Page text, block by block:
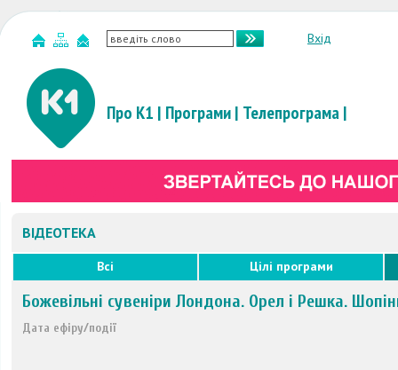
Вхід
Про К1 | Програми| Телепрограма|
ВІДЕОТЕКА
Всі Цілі програми
Божевільні сувеніри Лондона. Орел і Решка.
Дата ефіру/події